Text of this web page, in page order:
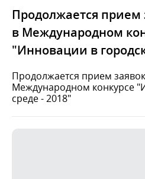
Продолжается прием
в Международном
"Инновации в
Продолжается прием
Международном конкурсе
среде - 2018"